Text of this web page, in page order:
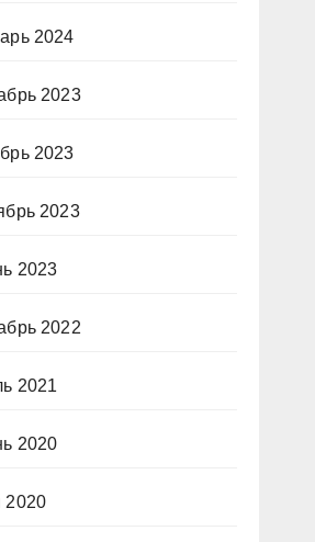
2024
2023
2023
2023
2023
2022
2021
2020
2020